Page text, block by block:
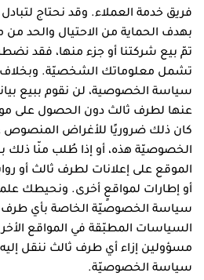
فريق خدمة العملاء. وقد نحتاج
بهدف الحماية من الاحتيال والحد من
تمّ بيع شركتنا أو جزء منها، فقد نضطر
تشمل معلوماتك الشخصيّة.
سياسة الخصوصية، لن نقوم ببيع
عنها لطرف ثالث دون الحصول على
كان ذلك ضروريًا للأغراض
الخصوصيّة هذه، أو إذا طُلب منّا ذلك
الموقع على إعلانات لطرف ثالث أو
أو إطارات لمواقعٍ أخرى. ونحيطك
سياسة الخصوصيّة الخاصة بأي طرف
السياسات المطبّقة في المواقع
مسؤولين إزاء أي طرف ثالث ننقل إليه
سياسة الخصوصيّة.